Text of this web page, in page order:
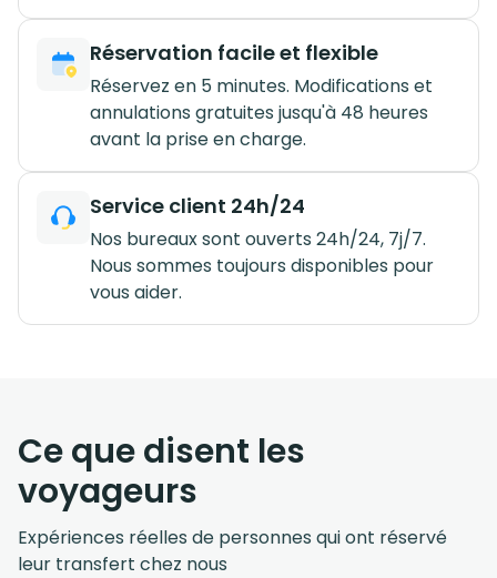
Réservation facile et flexible
Réservez en 5 minutes. Modifications et
annulations gratuites jusqu'à 48 heures
avant la prise en charge.
Service client 24h/24
Nos bureaux sont ouverts 24h/24, 7j/7.
Nous sommes toujours disponibles pour
vous aider.
Ce que disent les
voyageurs
Expériences réelles de personnes qui ont réservé
leur transfert chez nous